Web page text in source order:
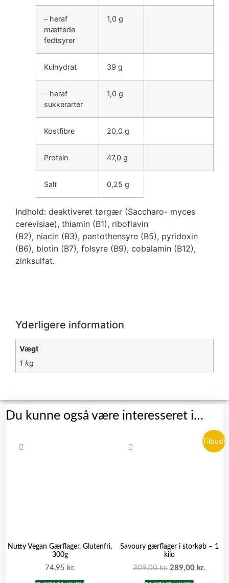
– heraf
mættede
fedtsyrer
1,0 g
Kulhydrat 39 g
– heraf
sukkerarter
1,0 g
Kostfibre 20,0 g
Protein 47,0 g
Salt 0,25 g
Indhold: deaktiveret tørgær (Saccharo- myces
cerevisiae), thiamin (B1), riboflavin
(B2), niacin (B3), pantothensyre (B5), pyridoxin
(B6), biotin (B7), folsyre (B9), cobalamin (B12),
zinksulfat.
Yderligere information
Vægt
1 kg
Du kunne også være interesseret i…
Nutty Vegan Gærflager, Glutenfri,
300g
74,95 kr.
Tilbud!
Savoury gærflager i storkøb – 1
kilo
309,00kr. 289,00 kr.